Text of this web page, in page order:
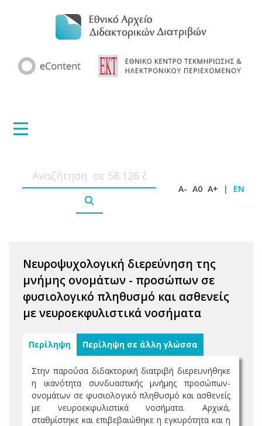
A- A0 A+ | EN
Νευροψυχολογική διερεύνηση της
μνήμης ονομάτων - προσώπων σε
φυσιολογικό πληθυσμό και ασθενείς
με νευροεκφυλιστικά νοσήματα
Περίληψη Περίληψη σε άλλη γλώσσα
Στην παρούσα διδακτορική διατριβή διερευνήθηκε
η ικανότητα συνδυαστικής μνήμης προσώπων-
ονομάτων σε φυσιολογικό πληθυσμό και ασθενείς
με νευροεκφυλιστικά νοσήματα. Αρχικά,
σταθμίστηκε και επιβεβαιώθηκε η εγκυρότητα και η